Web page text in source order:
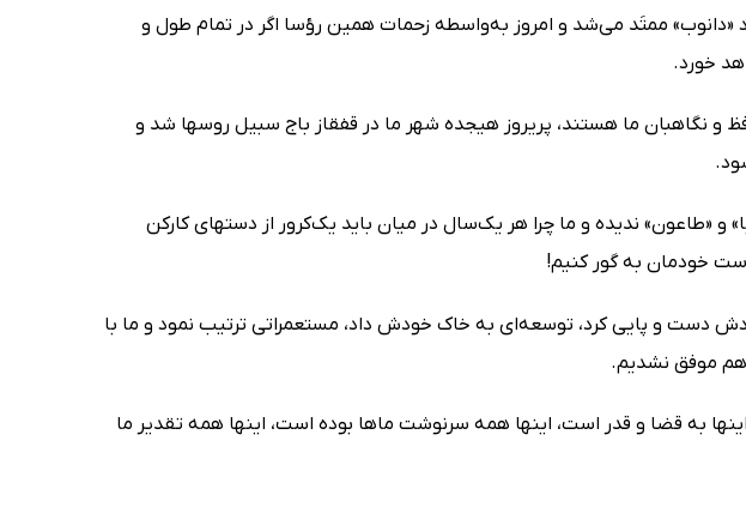
«دانوب» ممتَد مى‌شد و امروز به‌واسطه زحمات همین رؤسا اگر در تمام طول و
خورد.
و نگاهبان ما هستند، پریروز هیجده شهر ما در قفقاز باج سبیل روسها شد و
«طاعون» ندیده و ما چرا هر یک‌سال در میان باید یک‌کرور از دستهاى کارکن
خودمان به گور کنیم!
دست و پایى کرد، توسعه‌اى به خاک خودش داد، مستعمراتى ترتیب نمود و ما با
هم موفق نشدیم.
به قضا و قدر است، اینها همه سرنوشت ماها بوده است، اینها همه تقدیر ما